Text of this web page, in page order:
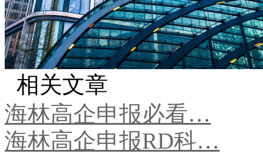
相关文章
海林高企申报必看…
海林高企申报RD科…